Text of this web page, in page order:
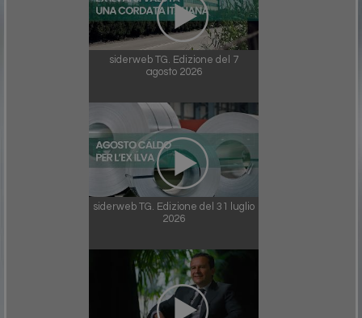
siderweb TG. Edizione del 7
agosto 2026
siderweb TG. Edizione del 31 luglio
2026